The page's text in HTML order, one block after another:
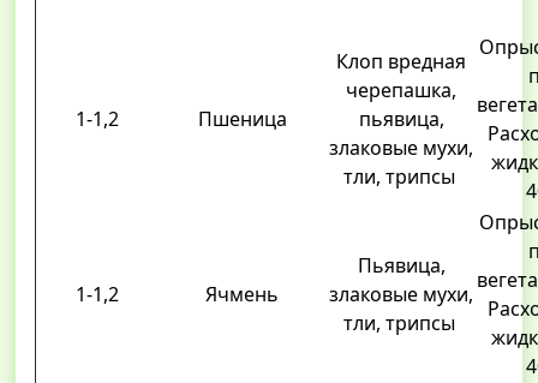
1-1,2 Пшеница
Клоп вредная
черепашка,
пьявица,
злаковые мухи,
тли, трипсы
1-1,2 Ячмень
Пьявица,
злаковые мухи,
тли, трипсы